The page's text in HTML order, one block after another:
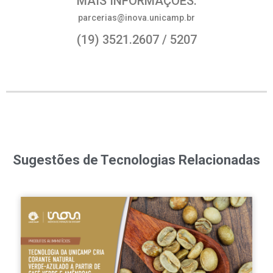
parcerias@inova.unicamp.br
(19) 3521.2607 / 5207
Sugestões de Tecnologias Relacionadas